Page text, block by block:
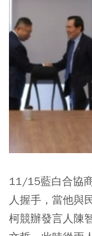
11/15藍白合協
人握手，當他與
柯競辦發言人陳